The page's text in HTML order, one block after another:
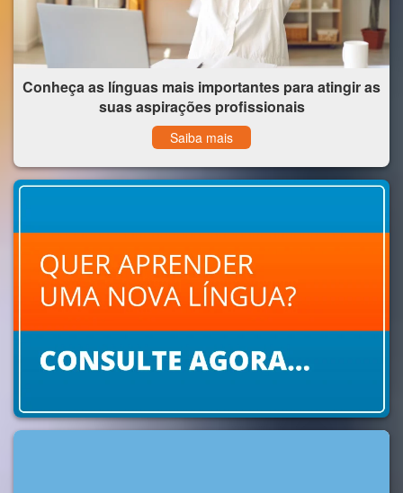
Conheça as línguas mais importantes para atingir as
suas aspirações profissionais
Saiba mais